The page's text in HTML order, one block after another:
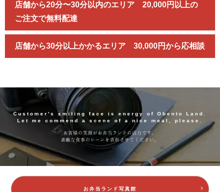
店舗から20分〜30分以内のエリア 20,000円以上の
ご注文で無料配達
店舗から30分以上かかるエリア 30,000円から応相談
Customer's smiling face is energy of Obento Land.
Let me commend a scene of a nice meal, please.
お客様の笑顔がお弁当ランドの活力です。
素敵な食事のシーンを表彰させてください。
お弁当ランド写真館